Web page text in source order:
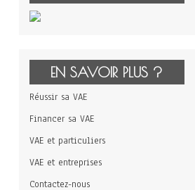
EN SAVOIR PLUS ?
Réussir sa VAE
Financer sa VAE
VAE et particuliers
VAE et entreprises
Contactez-nous